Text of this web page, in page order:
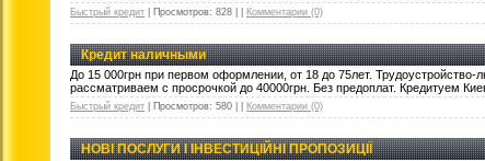
Быстрый кредит Просмотров: 828 Комментарии (0)
Кредит наличными
До 15 000грн при первом оформлении, от 18 до 75лет.
рассматриваем с просрочкой до 40000грн. Без предоплат. Кредитуем
Быстрый кредит Просмотров: 580 Комментарии (0)
НОВІ ПОСЛУГИ І ІНВЕСТИЦІЙНІ ПРОПОЗИЦІЇ